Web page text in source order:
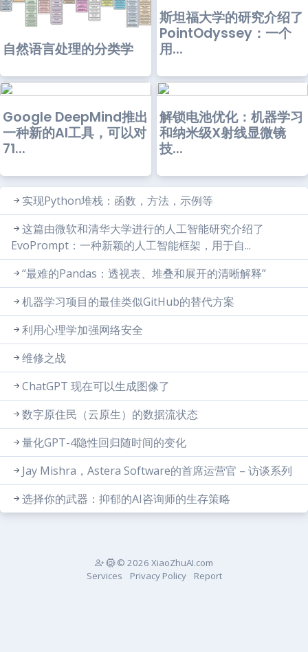
自然语言处理的分类学
斯坦福大学的研究介绍了
PointOdyssey：一个
用...
Google DeepMind推出
一种新的AI工具，可以对
71...
解锁电池优化：机器学习
和纳米级X射线显微镜
技...
实现Python堆栈：函数，方法，示例等
这篇由微软和清华大学进行的人工智能研究介绍了
EvoPrompt：一种新颖的人工智能框架，用于自...
“最难的Pandas：透视表、堆叠和展开的清晰解释”
机器学习项目的最佳类似GitHub的替代方案
利用心理学加强网络安全
维修之战
ChatGPT 现在可以生成图像了
数字原住民（云原生）的数据流状态
量化GPT-4隐性回归随时间的变化
Jay Mishra，Astera Software的首席运营官 – 访谈系列
选择你的武器：抑郁的AI咨询师的生存策略
© 2026 XiaoZhuAI.com
Services
Privacy Policy Report